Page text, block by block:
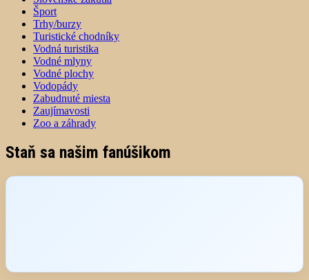
Šport
Trhy/burzy
Turistické chodníky
Vodná turistika
Vodné mlyny
Vodné plochy
Vodopády
Zabudnuté miesta
Zaujímavosti
Zoo a záhrady
Staň sa našim fanúšikom